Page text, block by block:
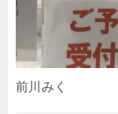
前川みく